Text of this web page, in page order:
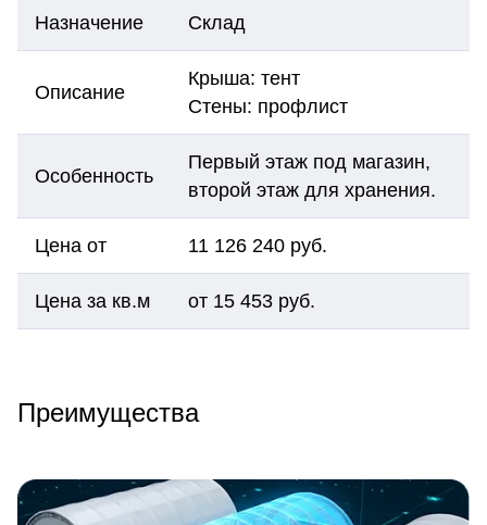
Назначение Склад
Описание
Крыша: тент
Стены: профлист
Особенность
Первый этаж под магазин,
второй этаж для хранения.
Цена от 11 126 240 руб.
Цена за кв.м от 15 453 руб.
Преимущества